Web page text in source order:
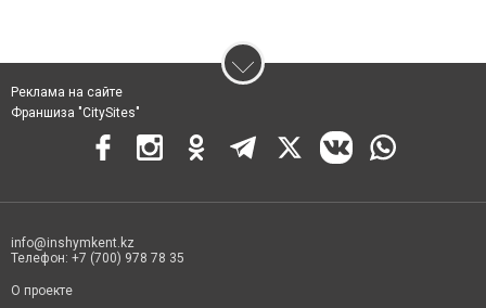
Реклама на сайте
Франшиза "CitySites"
info@inshymkent.kz
Телефон: +7 (700) 978 78 35
О проекте